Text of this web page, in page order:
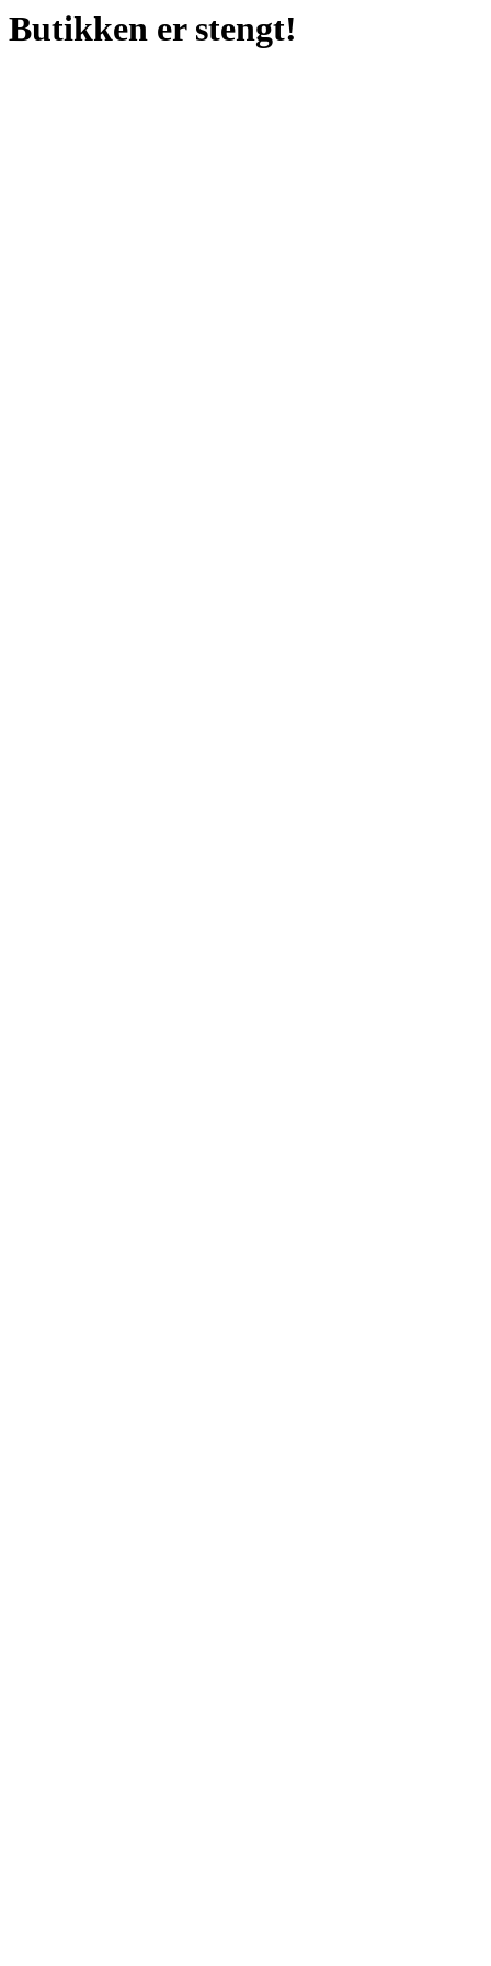
Butikken er stengt!